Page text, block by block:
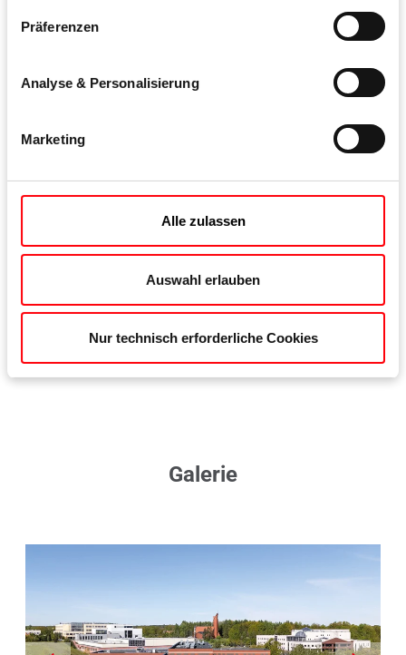
Präferenzen
Analyse & Personalisierung
Marketing
Alle zulassen
Auswahl erlauben
Nur technisch erforderliche Cookies
Der universelle Beschlag für Aluminiumfenster und -
bis 130 kg Flügelgewicht
Griff: Aluprof Classic
Zum Beschlagsystem
Galerie